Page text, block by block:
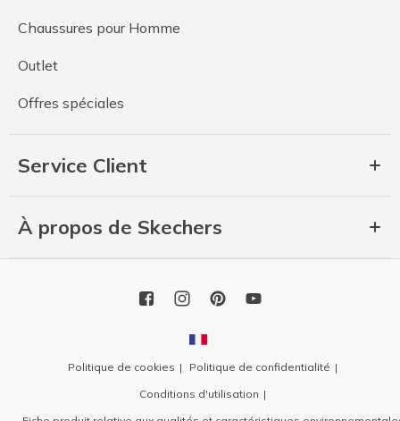
Chaussures pour Homme
Outlet
Offres spéciales
Service Client
À propos de Skechers
Politique de cookies
Politique de confidentialité
Conditions d'utilisation